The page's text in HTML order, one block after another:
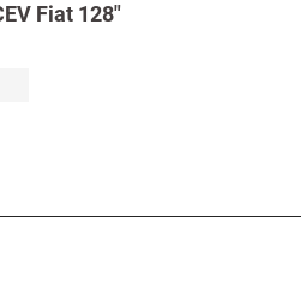
Fiat 128"